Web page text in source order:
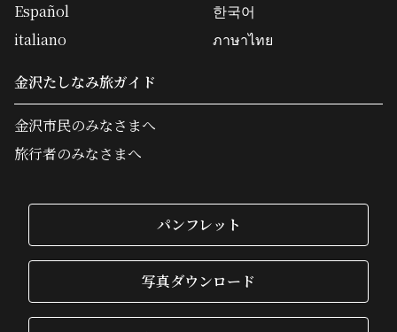
Español
italiano
한국어
ภาษาไทย
金沢たしなみ旅ガイド
金沢市民のみなさまへ
旅行者のみなさまへ
パンフレット
写真ダウンロード